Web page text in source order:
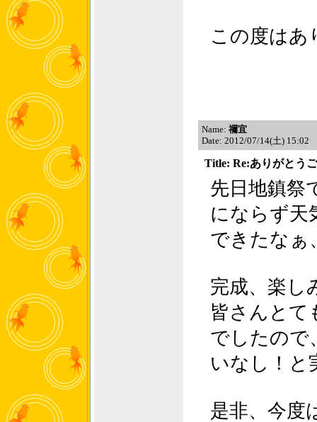
この度はあ
Name: 禰宜
Date: 2012/07/14(土) 15:02
Title: Re:ありがとう
先日地鎮祭
にならず天
できたなぁ
完成、楽し
皆さんとて
でしたので
いなし！と
是非、今度